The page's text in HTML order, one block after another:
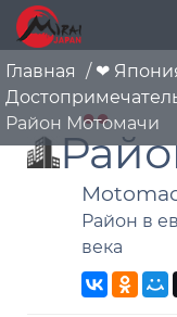
Главная / ❤
Район Мотомачи
Район в
века